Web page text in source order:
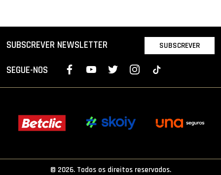
SUBSCREVER NEWSLETTER SUBSCREVER
SEGUE-NOS
© 2026. Todos os direitos reservados.